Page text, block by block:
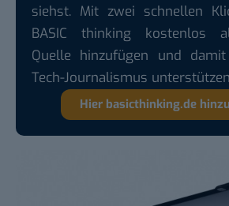
siehst. Mit zwei schnellen
BASIC thinking kostenlos
Quelle hinzufügen und damit
Tech-Journalismus
Hier basicthinking.de